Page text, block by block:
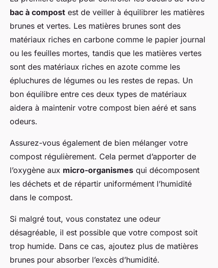
bac à compost est de veiller à équilibrer les matières
brunes et vertes. Les matières brunes sont des
matériaux riches en carbone comme le papier journal
ou les feuilles mortes, tandis que les matières vertes
sont des matériaux riches en azote comme les
épluchures de légumes ou les restes de repas. Un
bon équilibre entre ces deux types de matériaux
aidera à maintenir votre compost bien aéré et sans
odeurs.
Assurez-vous également de bien mélanger votre
compost régulièrement. Cela permet d’apporter de
l’oxygène aux micro-organismes qui décomposent
les déchets et de répartir uniformément l’humidité
dans le compost.
Si malgré tout, vous constatez une odeur
désagréable, il est possible que votre compost soit
trop humide. Dans ce cas, ajoutez plus de matières
brunes pour absorber l’excès d’humidité.